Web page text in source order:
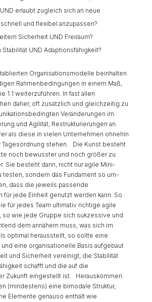
erlaubt zugleich sich an neue
und flexibel anzupassen?
Sicherheit UND Freiraum?
Stabilität UND Adaptionsfähigkeit?
Organisationsmodelle beinhalten
Rahmenbedingungen in einem Maß,
1:1 weiterzuführen. In fast allen
daher, oft zusätzlich und gleichzeitig zu
Veränderungen im
und Agilität, Restrukturierungen an.
als diese in vielen Unternehmen ohnehin
Tagesordnung stehen. Die Kunst besteht
noch bewusster und noch größer zu
Sie besteht darin, nicht nur agile Mini-
testen, sondern das Fundament so um-
dass die jeweils passende
für jede Einheit genutzt werden kann. So
für jedes Team ultimativ richtige agile
so wie jede Gruppe sich sukzessive und
dem annähern muss, was sich im
optimal herausstellt, so sollte eine
und eine organisationelle Basis aufgebaut
und Sicherheit vereinigt, die Stabilität
schafft und die auf die
Zukunft eingestellt ist. Herauskommen
(mindestens) eine bimodale Struktur,
Elemente genauso enthält wie